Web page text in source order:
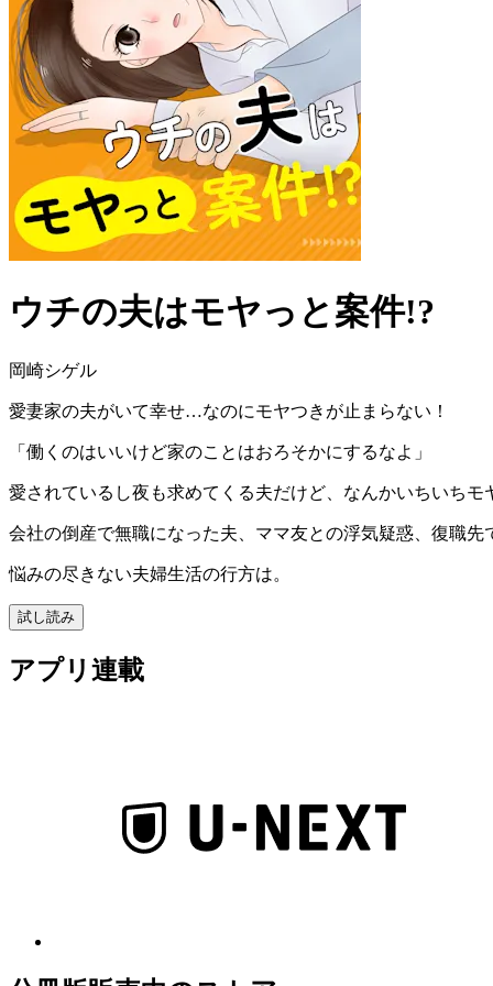
ウチの夫はモヤっと案件!?
岡崎シゲル
愛妻家の夫がいて幸せ…なのにモヤつきが止まらない！
「働くのはいいけど家のことはおろそかにするなよ」
愛されているし夜も求めてくる夫だけど、なんかいちいち
会社の倒産で無職になった夫、ママ友との浮気疑惑、復職
悩みの尽きない夫婦生活の行方は。
試し読み
アプリ連載